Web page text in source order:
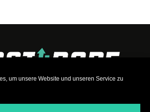
um unsere Website und unseren Service zu